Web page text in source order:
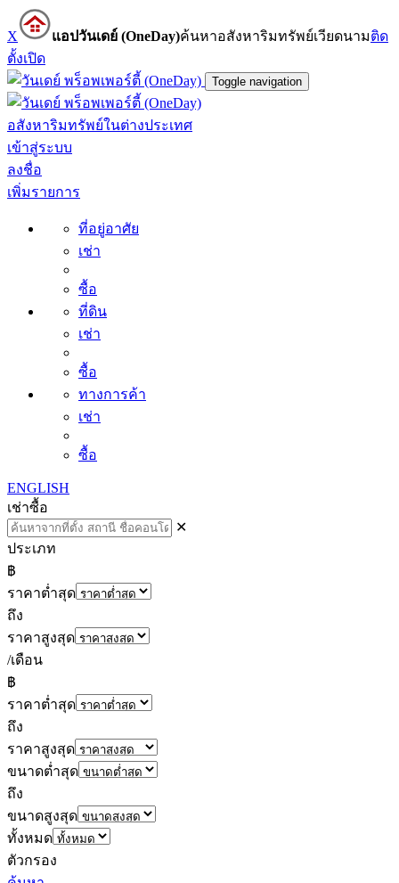
X แอปวันเดย์ (OneDay)ค้นหาอสังหาริมทรัพย์เวียดนามติด
ตั้งเปิด
Toggle navigation
อสังหาริมทรัพย์ในต่างประเทศ
เข้าสู่ระบบ
ลงชื่อ
เพิ่มรายการ
ที่อยู่อาศัย
เช่า
ซื้อ
ที่ดิน
เช่า
ซื้อ
ทางการค้า
เช่า
ซื้อ
ENGLISH
เช่าซื้อ
✕
ประเภท
฿
ราคาต่ำสุด
ถึง
ราคาสูงสุด
/เดือน
฿
ราคาต่ำสุด
ถึง
ราคาสูงสุด
ขนาดต่ำสุด
ถึง
ขนาดสูงสุด
ทั้งหมด
ตัวกรอง